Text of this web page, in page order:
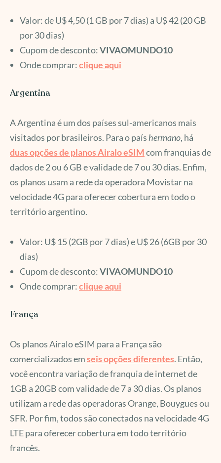
Valor: de U$ 4,50 (1 GB por 7 dias) a U$ 42 (20 GB
por 30 dias)
Cupom de desconto:VIVAOMUNDO10
Onde comprar:clique aqui
Argentina
A Argentina é um dos países sul-americanos mais
visitados por brasileiros. Para o país hermano, há
duas opções de planos Airalo eSIMcom franquias de
dados de 2 ou 6 GB e validade de 7 ou 30 dias. Enfim,
os planos usam a rede da operadora Movistar na
velocidade 4G para oferecer cobertura em todo o
território argentino.
Valor: U$ 15 (2GB por 7 dias) e U$ 26 (6GB por 30
dias)
Cupom de desconto:VIVAOMUNDO10
Onde comprar:clique aqui
França
Os planos Airalo eSIM para a França são
comercializados emseis opções diferentes. Então,
você encontra variação de franquia de internet de
1GB a 20GB com validade de 7 a 30 dias. Os planos
utilizam a rede das operadoras Orange, Bouygues ou
SFR. Por fim, todos são conectados na velocidade 4G
LTE para oferecer cobertura em todo território
francês.